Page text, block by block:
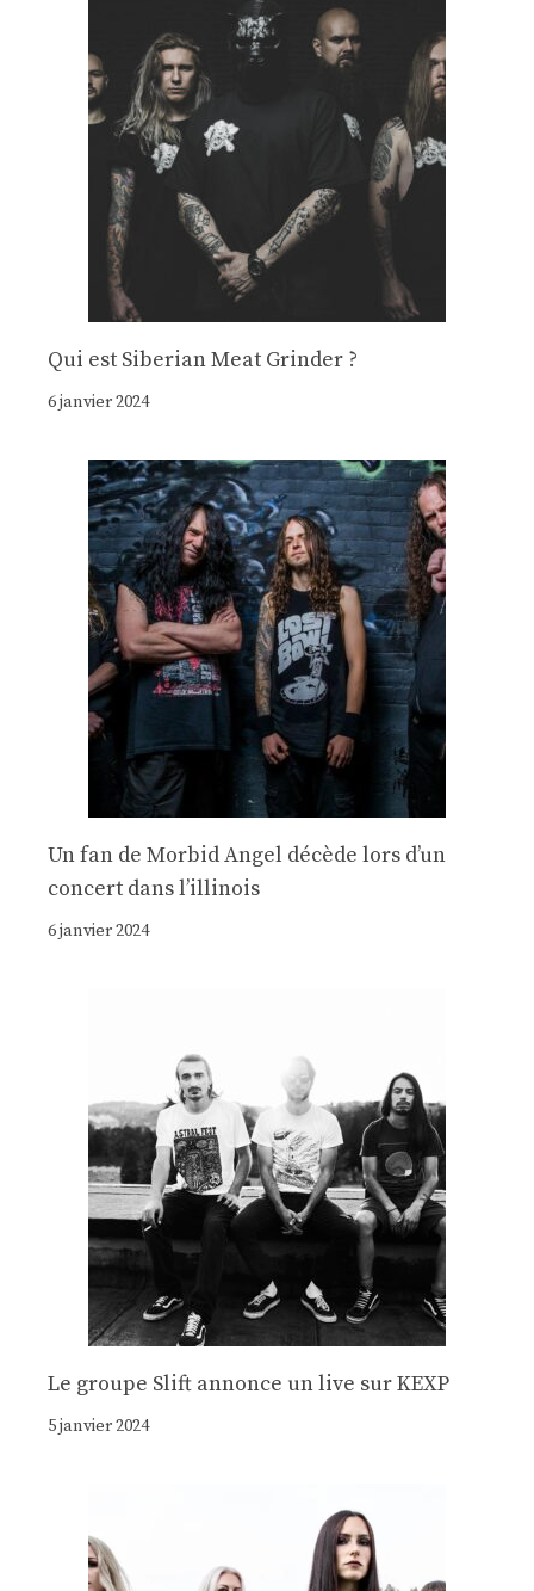
Qui est Siberian Meat Grinder ?
6 janvier 2024
Un fan de Morbid Angel décède lors d’un
concert dans l’illinois
6 janvier 2024
Le groupe Slift annonce un live sur KEXP
5 janvier 2024